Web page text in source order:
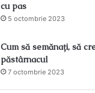
cu pas
5 octombrie 2023
Cum să semănați, să
păstârnacul
7 octombrie 2023